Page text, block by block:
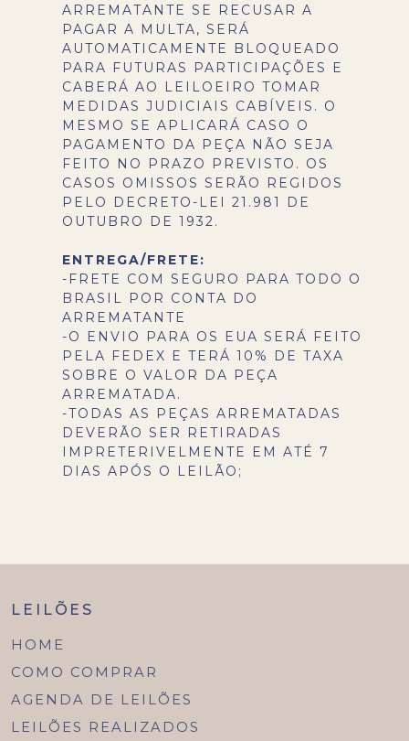
ARREMATANTE SE RECUSAR A
PAGAR A MULTA, SERÁ
AUTOMATICAMENTE BLOQUEADO
PARA FUTURAS PARTICIPAÇÕES E
CABERÁ AO LEILOEIRO TOMAR
MEDIDAS JUDICIAIS CABÍVEIS. O
MESMO SE APLICARÁ CASO O
PAGAMENTO DA PEÇA NÃO SEJA
FEITO NO PRAZO PREVISTO. OS
CASOS OMISSOS SERÃO REGIDOS
PELO DECRETO-LEI 21.981 DE
OUTUBRO DE 1932.
ENTREGA/FRETE:
-FRETE COM SEGURO PARA TODO O
BRASIL POR CONTA DO
ARREMATANTE
-O ENVIO PARA OS EUA SERÁ FEITO
PELA FEDEX E TERÁ 10% DE TAXA
SOBRE O VALOR DA PEÇA
ARREMATADA.
-TODAS AS PEÇAS ARREMATADAS
DEVERÃO SER RETIRADAS
IMPRETERIVELMENTE EM ATÉ 7
DIAS APÓS O LEILÃO;
LEILÕES
HOME
COMO COMPRAR
AGENDA DE LEILÕES
LEILÕES REALIZADOS